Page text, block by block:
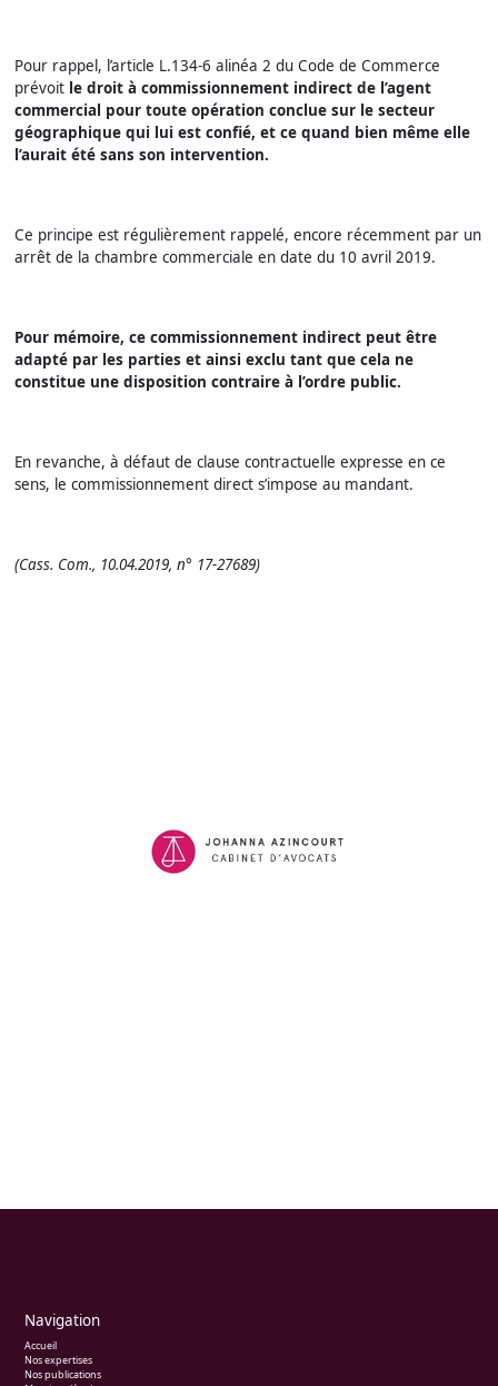
Pour rappel, l’article L.134-6 alinéa 2 du Code de Commerce
prévoit le droit à commissionnement indirect de l’agent
commercial pour toute opération conclue sur le secteur
géographique qui lui est confié, et ce quand bien même elle
l’aurait été sans son intervention.
Ce principe est régulièrement rappelé, encore récemment par un
arrêt de la chambre commerciale en date du 10 avril 2019.
Pour mémoire, ce commissionnement indirect peut être
adapté par les parties et ainsi exclu tant que cela ne
constitue une disposition contraire à l’ordre public.
En revanche, à défaut de clause contractuelle expresse en ce
sens, le commissionnement direct s’impose au mandant.
(Cass. Com., 10.04.2019, n° 17-27689)
Navigation
Accueil
Nos expertises
Nos publications